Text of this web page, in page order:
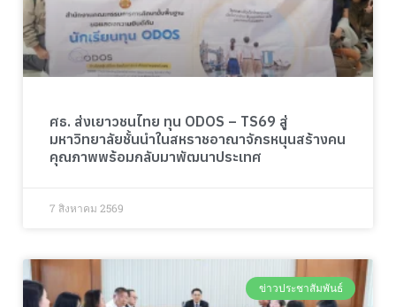
ศธ. ส่งเยาวชนไทย ทุน ODOS – TS69 สู่
มหาวิทยาลัยชั้นนำในสหราชอาณาจักรหนุนสร้างคน
คุณภาพพร้อมกลับมาพัฒนาประเทศ
7 สิงหาคม 2569
ข่าวประชาสัมพันธ์